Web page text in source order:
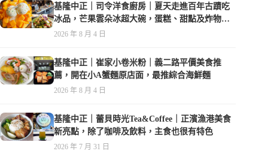
基隆中正｜司令洋食廚房｜夏天走進百年古蹟吃
冰品，芒果雲朵冰超大碗，蛋糕、甜點及炸物都
在水準之上
2026 年 8 月 4 日
基隆中正｜崔家小卷米粉｜義二路平價美食推
薦，開在小A蟹麵原店面，最推綜合海鮮麵
2026 年 8 月 4 日
基隆中正｜蕾貝時光Tea&Coffee｜正濱漁港美食
新亮點，除了咖啡及飲料，主食也很有特色
2026 年 7 月 31 日